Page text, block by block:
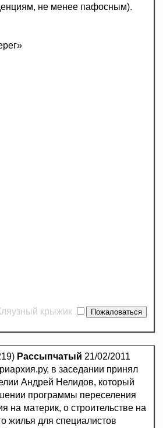
не менее пафосным).
крыжик
Рассыпчатый 21/02/2011
в заседании принял
Андрей Нелидов, который
программы переселения
на материк, о строительстве на
жилья для специалистов